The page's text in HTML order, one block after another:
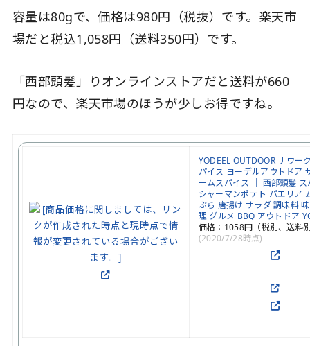
容量は80gで、価格は980円（税抜）です。楽天市
場だと税込1,058円（送料350円）です。
「西部頭髪」りオンラインストアだと送料が660
円なので、楽天市場のほうが少しお得ですね。
YODEEL OUTDOOR サワー
パイス ヨーデルアウトドア
ームスパイス ｜ 西部頭髪
シャーマンポテト パエリア
ぷら 唐揚け サラダ 調味料
理 グルメ BBQ アウトドア
価格：1058円（税別、送料
(2020/7/28時点)